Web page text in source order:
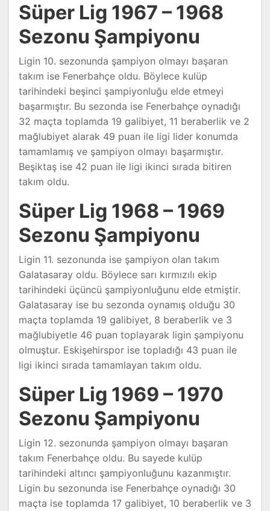
Süper Lig 1967 – 1968
Sezonu Şampiyonu
Ligin 10. sezonunda şampiyon olmayı başaran
takım ise Fenerbahçe oldu. Böylece kulüp
tarihindeki beşinci şampiyonluğu elde etmeyi
başarmıştır. Bu sezonda ise Fenerbahçe oynadığı
32 maçta toplamda 19 galibiyet, 11 beraberlik ve 2
mağlubiyet alarak 49 puan ile ligi lider konumda
tamamlamış ve şampiyon olmayı başarmıştır.
Beşiktaş ise 42 puan ile ligi ikinci sırada bitiren
takım oldu.
Süper Lig 1968 – 1969
Sezonu Şampiyonu
Ligin 11. sezonunda ise şampiyon olan takım
Galatasaray oldu. Böylece sarı kırmızılı ekip
tarihindeki üçüncü şampiyonluğunu elde etmiştir.
Galatasaray ise bu sezonda oynamış olduğu 30
maçta toplamda 19 galibiyet, 8 beraberlik ve 3
mağlubiyetle 46 puan toplayarak ligin şampiyonu
olmuştur. Eskişehirspor ise topladığı 43 puan ile
ligi ikinci sırada tamamlayan takım oldu.
Süper Lig 1969 – 1970
Sezonu Şampiyonu
Ligin 12. sezonunda şampiyon olmayı başaran
takım Fenerbahçe oldu. Bu sayede kulüp
tarihindeki altıncı şampiyonluğunu kazanmıştır.
Ligin bu sezonunda ise Fenerbahçe oynadığı 30
maçta ise toplamda 17 galibiyet, 10 beraberlik ve 3